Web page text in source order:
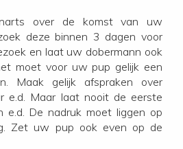
over de komst van uw
deze binnen 3 dagen voor
en laat uw dobermann ook
moet voor uw pup gelijk een
Maak gelijk afspraken over
e.d. Maar laat nooit de eerste
e.d. De nadruk moet liggen op
Zet uw pup ook even op de